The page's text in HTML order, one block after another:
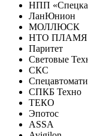
НПП
ЛанЮнион
МОЛЛЮСК
НТО ПЛАМЯ
Паритет
Световые
СКС
СПКБ Техно
ТЕКО
Эпотос
ASSA